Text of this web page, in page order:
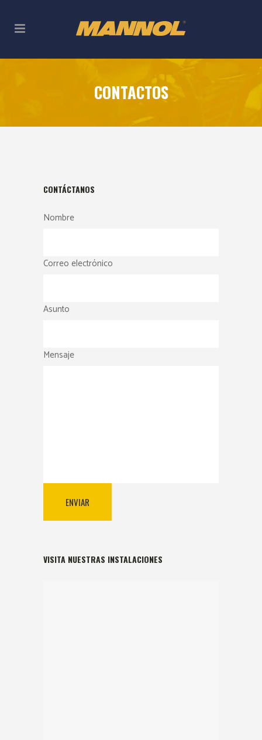
CONTACTOS
CONTÁCTANOS
Nombre
Correo electrónico
Asunto
Mensaje
VISITA NUESTRAS INSTALACIONES